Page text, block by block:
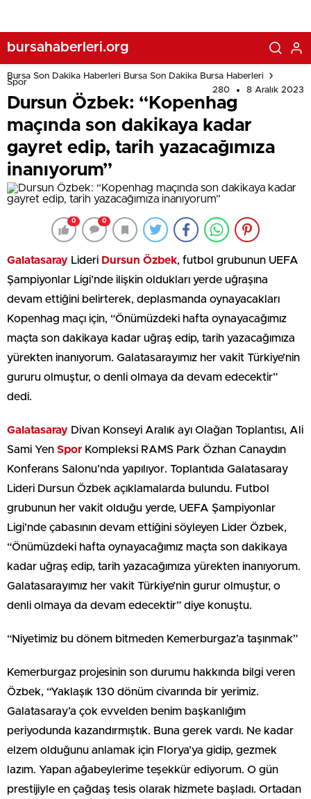
bursahaberleri.org
Bursa Son Dakika Haberleri Bursa Son Dakika Bursa Haberleri
Spor
280
8 Aralık 2023
Dursun Özbek: “Kopenhag
maçında son dakikaya kadar
gayret edip, tarih yazacağımıza
inanıyorum”
0 0
Galatasaray Lideri Dursun Özbek, futbol grubunun UEFA
Şampiyonlar Ligi’nde ilişkin oldukları yerde uğraşına
devam ettiğini belirterek, deplasmanda oynayacakları
Kopenhag maçı için, “Önümüzdeki hafta oynayacağımız
maçta son dakikaya kadar uğraş edip, tarih yazacağımıza
yürekten inanıyorum. Galatasarayımız her vakit Türkiye’nin
gururu olmuştur, o denli olmaya da devam edecektir”
dedi.
Galatasaray Divan Konseyi Aralık ayı Olağan Toplantısı, Ali
Sami Yen Spor Kompleksi RAMS Park Özhan Canaydın
Konferans Salonu’nda yapılıyor. Toplantıda Galatasaray
Lideri Dursun Özbek açıklamalarda bulundu. Futbol
grubunun her vakit olduğu yerde, UEFA Şampiyonlar
Ligi’nde çabasının devam ettiğini söyleyen Lider Özbek,
“Önümüzdeki hafta oynayacağımız maçta son dakikaya
kadar uğraş edip, tarih yazacağımıza yürekten inanıyorum.
Galatasarayımız her vakit Türkiye’nin gurur olmuştur, o
denli olmaya da devam edecektir” diye konuştu.
“Niyetimiz bu dönem bitmeden Kemerburgaz’a taşınmak”
Kemerburgaz projesinin son durumu hakkında bilgi veren
Özbek, “Yaklaşık 130 dönüm civarında bir yerimiz.
Galatasaray’a çok evvelden benim başkanlığım
periyodunda kazandırmıştık. Buna gerek vardı. Ne kadar
elzem olduğunu anlamak için Florya’ya gidip, gezmek
lazım. Yapan ağabeylerime teşekkür ediyorum. O gün
prestijiyle en çağdaş tesis olarak hizmete başladı. Ortadan